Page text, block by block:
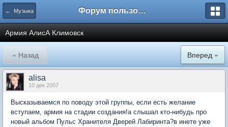
← Музыка Форум пользователей ООО "Климовская сеть"
Армия АлисА Климовск
« Назад Вперед »
alisa
10 дек 2007
Высказываемся по поводу этой группы, если есть желание
вступаем, армия на стадии создания!а слышал кто-нибудь про
новый альбом Пульс Хранителя Дверей Лабиринта?в инете уже